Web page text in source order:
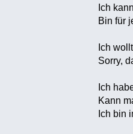
Ich
Bin für
Ich
Sorry,
Ich
Kann
Ich bin